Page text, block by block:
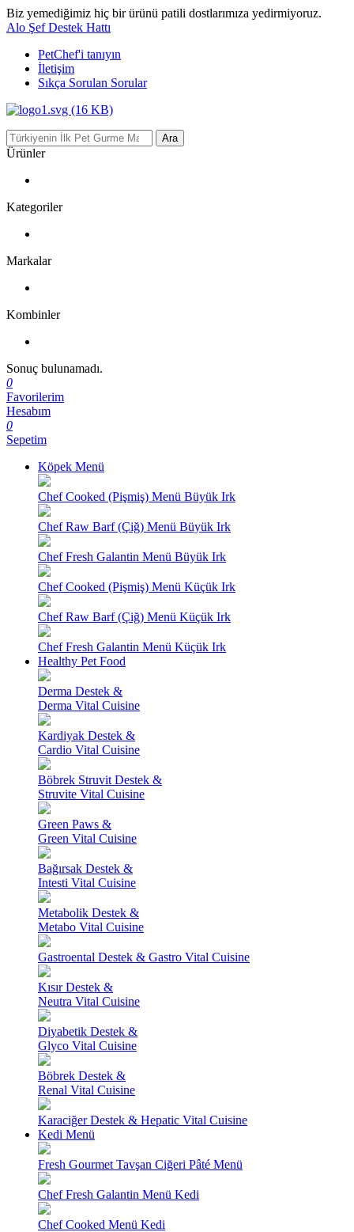
Biz yemediğimiz hiç bir ürünü patili dostlarımıza yedirmiyoruz.
Alo Şef Destek Hattı
PetChef'i tanıyın
İletişim
Sıkça Sorulan Sorular
Ara
Ürünler
Kategoriler
Markalar
Kombinler
Sonuç bulunamadı.
0
Favorilerim
Hesabım
0
Sepetim
Köpek Menü
Chef Cooked (Pişmiş) Menü Büyük Irk
Chef Raw Barf (Çiğ) Menü Büyük Irk
Chef Fresh Galantin Menü Büyük Irk
Chef Cooked (Pişmiş) Menü Küçük Irk
Chef Raw Barf (Çiğ) Menü Küçük Irk
Chef Fresh Galantin Menü Küçük Irk
Healthy Pet Food
Derma Destek &
Derma Vital Cuisine
Kardiyak Destek &
Cardio Vital Cuisine
Böbrek Struvit Destek &
Struvite Vital Cuisine
Green Paws &
Green Vital Cuisine
Bağırsak Destek &
Intesti Vital Cuisine
Metabolik Destek &
Metabo Vital Cuisine
Gastroental Destek & Gastro Vital Cuisine
Kısır Destek &
Neutra Vital Cuisine
Diyabetik Destek &
Glyco Vital Cuisine
Böbrek Destek &
Renal Vital Cuisine
Karaciğer Destek & Hepatic Vital Cuisine
Kedi Menü
Fresh Gourmet Tavşan Ciğeri Pâté Menü
Chef Fresh Galantin Menü Kedi
Chef Cooked Menü Kedi